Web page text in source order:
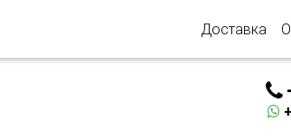
Доставка